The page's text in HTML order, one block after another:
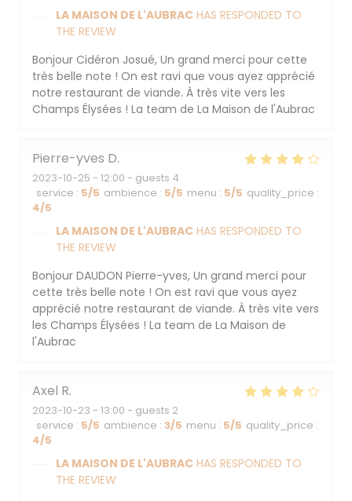
LA MAISON DE L'AUBRAC HAS RESPONDED TO
THE REVIEW
Bonjour Cidéron Josué, Un grand merci pour cette
très belle note ! On est ravi que vous ayez apprécié
notre restaurant de viande. À très vite vers les
Champs Élysées ! La team de La Maison de l'Aubrac
Pierre-yves D
2023-10-25 - 12:00 - guests 4
service : 5/5 ambience : 5/5 menu : 5/5 quality_price :
4/5
LA MAISON DE L'AUBRAC HAS RESPONDED TO
THE REVIEW
Bonjour DAUDON Pierre-yves, Un grand merci pour
cette très belle note ! On est ravi que vous ayez
apprécié notre restaurant de viande. À très vite vers
les Champs Élysées ! La team de La Maison de
l'Aubrac
Axel R
2023-10-23 - 13:00 - guests 2
service : 5/5 ambience : 3/5 menu : 5/5 quality_price :
4/5
LA MAISON DE L'AUBRAC HAS RESPONDED TO
THE REVIEW